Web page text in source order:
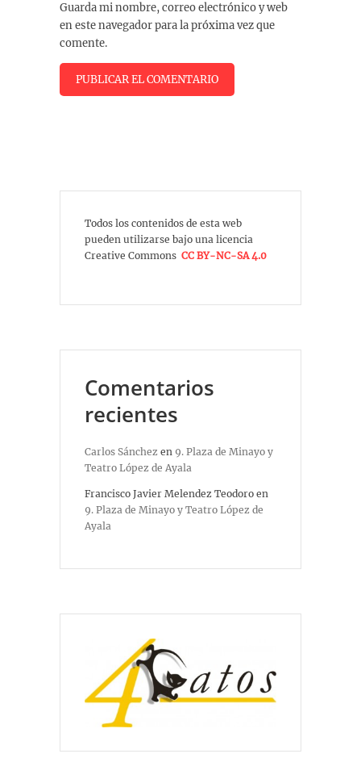
Guarda mi nombre, correo electrónico y web
en este navegador para la próxima vez que
comente.
Todos los contenidos de esta web
pueden utilizarse bajo una licencia
Creative Commons CC BY-NC-SA 4.0
Comentarios
recientes
Carlos Sánchez en 9. Plaza de Minayo y
Teatro López de Ayala
Francisco Javier Melendez Teodoro en
9. Plaza de Minayo y Teatro López de
Ayala